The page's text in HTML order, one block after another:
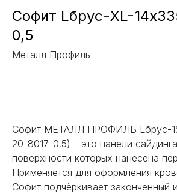
Софит Lбрус-XL-
0,5
Металл Профиль
Софит МЕТАЛЛ ПРОФИЛЬ Lбрус-
20-8017-0.5) – это панели
поверхности которых нанесена
Применяется для оформления
Софит подчёркивает законченный